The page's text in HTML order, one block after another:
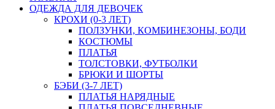
ОДЕЖДА ДЛЯ ДЕВОЧЕК
КРОХИ (0-3 ЛЕТ)
ПОЛЗУНКИ, КОМБИНЕЗОНЫ, БОДИ
КОСТЮМЫ
ПЛАТЬЯ
ТОЛСТОВКИ, ФУТБОЛКИ
БРЮКИ И ШОРТЫ
БЭБИ (3-7 ЛЕТ)
ПЛАТЬЯ НАРЯДНЫЕ